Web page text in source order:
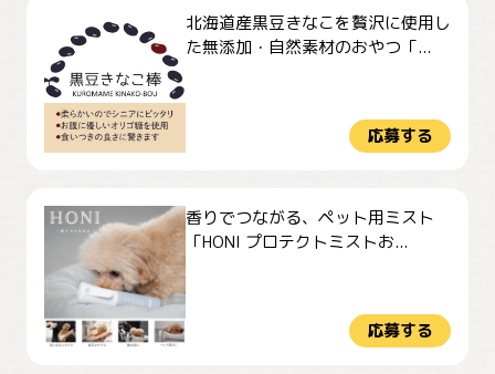
北海道産黒豆きなこを贅沢に使用し
た無添加・自然素材のおやつ「...
応募する
香りでつながる、ペット用ミスト
「HONI プロテクトミストお...
応募する